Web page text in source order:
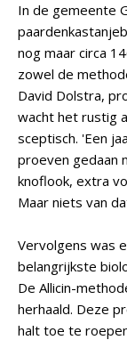
In de gemeente
nog maar circa
zowel de
David Dolstra,
wacht het rustig
sceptisch. 'Een
proeven gedaan
knoflook, extra
Maar niets van
Vervolgens was
belangrijkste
De Allicin-
herhaald. Deze
halt toe te